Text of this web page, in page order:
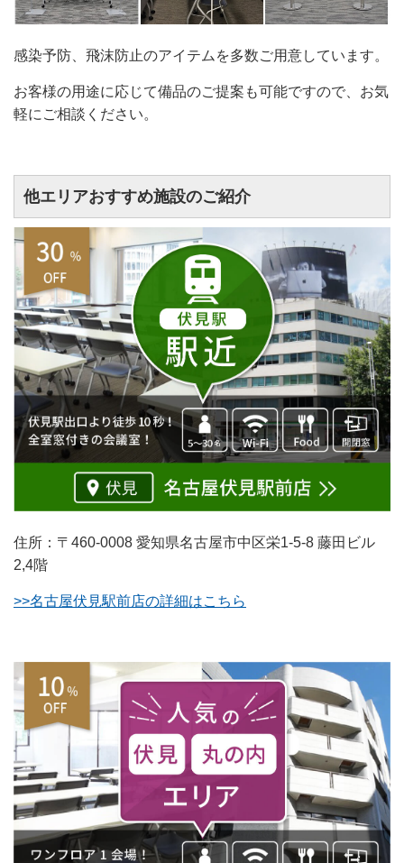
感染予防、飛沫防止のアイテムを多数ご用意しています。
お客様の用途に応じて備品のご提案も可能ですので、お気
軽にご相談ください。
他エリアおすすめ施設のご紹介
住所：〒460-0008 愛知県名古屋市中区栄1-5-8 藤田ビル
2,4階
>>名古屋伏見駅前店の詳細はこちら